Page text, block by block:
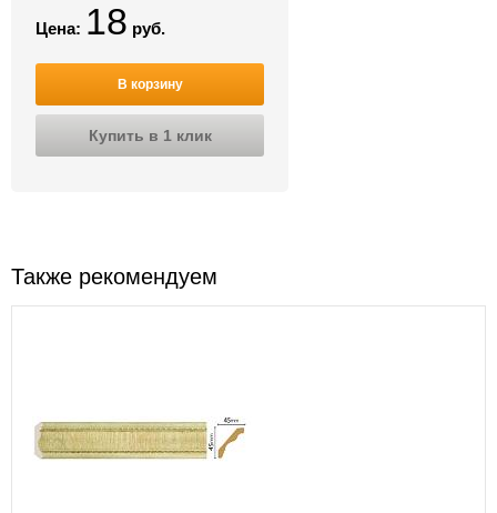
Цена: 18 руб.
В корзину
Купить в 1 клик
Также рекомендуем